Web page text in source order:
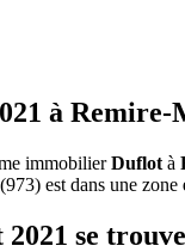
à
immobilierDuflot à
(973) est dans une zone
2021 se